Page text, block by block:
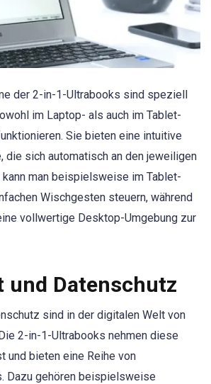
der 2-in-1-Ultrabooks sind speziell
im Laptop- als auch im Tablet-
Sie bieten eine intuitive
die sich automatisch an den jeweiligen
man beispielsweise im Tablet-
Wischgesten steuern, während
vollwertige Desktop-Umgebung zur
und Datenschutz
sind in der digitalen Welt von
2-in-1-Ultrabooks nehmen diese
und bieten eine Reihe von
Dazu gehören beispielsweise